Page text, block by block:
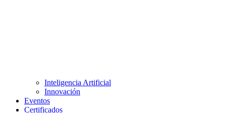
Inteligencia Artificial
Innovación
Eventos
Certificados